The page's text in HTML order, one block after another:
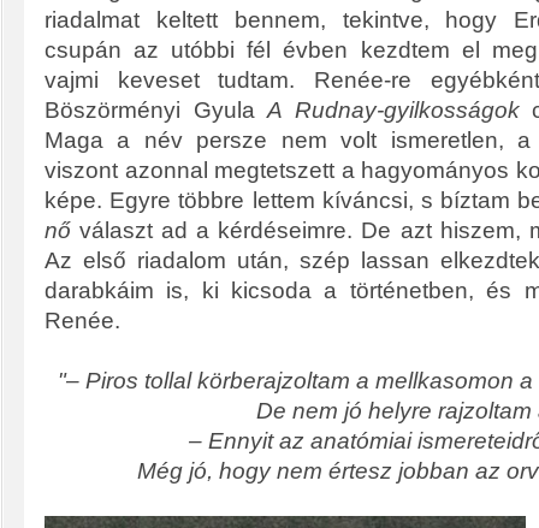
riadalmat keltett bennem, tekintve, hogy
csupán az utóbbi fél évben kezdtem el
vajmi keveset tudtam. Renée-re
Böszörményi GyulaA Rudnay-gyilkosságok
Maga a név persze nem volt ismeretlen, a
viszont azonnal megtetszett a hagyományos
képe. Egyre többre lettem kíváncsi, s bíztam
nő választ ad a kérdéseimre. De azt hiszem,
Az első riadalom után, szép lassan
darabkáim is, ki kicsoda a történetben, és
Renée.
"– Piros tollal körberajzoltam a mellkasomon
De nem jó helyre rajzoltam
– Ennyit az anatómiai
Még jó, hogy nem értesz jobban az